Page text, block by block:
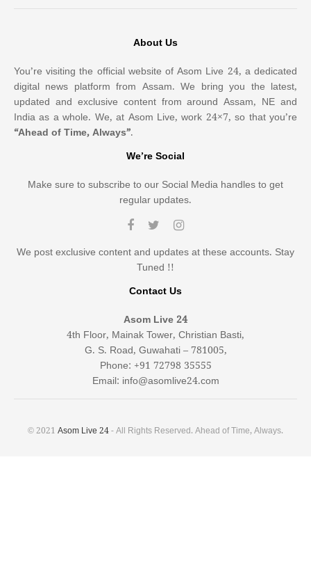
About Us
You’re visiting the official website of Asom Live 24, a dedicated
digital news platform from Assam. We bring you the latest,
updated and exclusive content from around Assam, NE and
India as a whole. We, at Asom Live, work 24×7, so that you’re
“Ahead of Time, Always”.
We’re Social
Make sure to subscribe to our Social Media handles to get
regular updates.
We post exclusive content and updates at these accounts. Stay
Tuned !!
Contact Us
Asom Live 24
4th Floor, Mainak Tower, Christian Basti,
G. S. Road, Guwahati – 781005,
Phone: +91 72798 35555
Email: info@asomlive24.com
© 2021 Asom Live 24- All Rights Reserved. Ahead of Time, Always.